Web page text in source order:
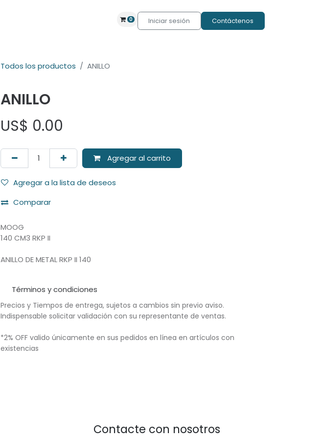
0 Iniciar sesión Contáctenos
Todos los productos ANILLO
ANILLO
US$ 0.00
Agregar al carrito
Agregar a la lista de deseos
Comparar
MOOG
140 CM3 RKP II
ANILLO DE METAL RKP II 140
Términos y condiciones
Precios y Tiempos de entrega, sujetos a cambios sin previo aviso.
Indispensable solicitar validación con su representante de ventas.
*2% OFF valido únicamente en sus pedidos en línea en artículos con
existencias
Contacte con nosotros